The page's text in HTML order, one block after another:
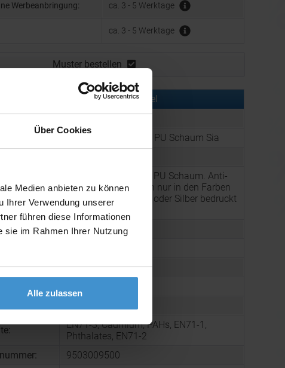
Über Cookies
Medien anbieten zu können
Ihrer Verwendung unserer
führen diese Informationen
sie im Rahmen Ihrer Nutzung
Alle zulassen
Werbeanbringung: ca. 3 - 5 Werktage
ca. 3 - 5 Werktage
Muster bestellen
zu diesem Werbeartikel
Anti-Stress-Herz aus PU Schaum Sia
Anti-Stress Herz aus PU Schaum. Anti-
Stress-Artikel können nur in den Farben
Schwarz, Weiß, Gold oder Silber bedruckt
werden.
19 g
Karton:
250
EN71-3, Cadmium, PAHs, EN71-1,
Phthalates, EN71-2
9503009500